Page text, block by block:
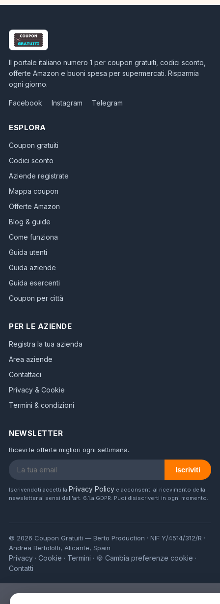
Il portale italiano numero 1 per coupon gratuiti, codici sconto,
offerte Amazon e buoni spesa per supermercati. Risparmia
ogni giorno.
Facebook Instagram Telegram
ESPLORA
Coupon gratuiti
Codici sconto
Aziende registrate
Mappa coupon
Offerte Amazon
Blog & guide
Come funziona
Guida utenti
Guida aziende
Guida esercenti
Coupon per città
PER LE AZIENDE
Registra la tua azienda
Area aziende
Contattaci
Privacy & Cookie
Termini & condizioni
NEWSLETTER
Ricevi le offerte migliori ogni settimana.
Iscriviti
Iscrivendoti accetti la Privacy Policy e acconsenti al ricevimento della
newsletter ai sensi dell'art. 6.1.a GDPR. Puoi disiscriverti in ogni momento.
© 2026 Coupon Gratuiti — Berto Production · NIF Y/4514/312/R ·
Andrea Bertolotti, Alicante, Spain
Privacy · Cookie · Termini · 🍪 Cambia preferenze cookie ·
Contatti